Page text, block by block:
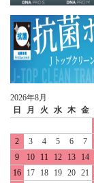
2026年8月
日
月 火 水 木 金
2
3 4 5 6 7
9
10 11 12 13 14
16
17 18 19 20 21